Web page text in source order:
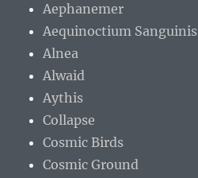
Aephanemer
Aequinoctium Sanguinis
Alnea
Alwaid
Aythis
Collapse
Cosmic Birds
Cosmic Ground